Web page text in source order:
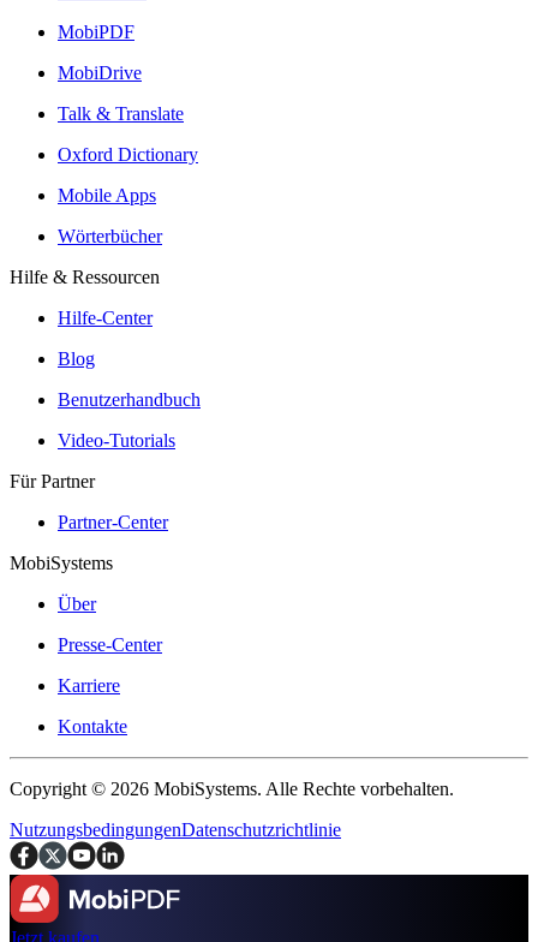
MobiPDF
MobiDrive
Talk & Translate
Oxford Dictionary
Mobile Apps
Wörterbücher
Hilfe & Ressourcen
Hilfe-Center
Blog
Benutzerhandbuch
Video-Tutorials
Für Partner
Partner-Center
MobiSystems
Über
Presse-Center
Karriere
Kontakte
Copyright © 2026 MobiSystems. Alle Rechte vorbehalten.
NutzungsbedingungenDatenschutzrichtlinie
Jetzt kaufen